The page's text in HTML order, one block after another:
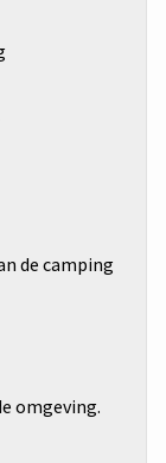
de camping
omgeving.